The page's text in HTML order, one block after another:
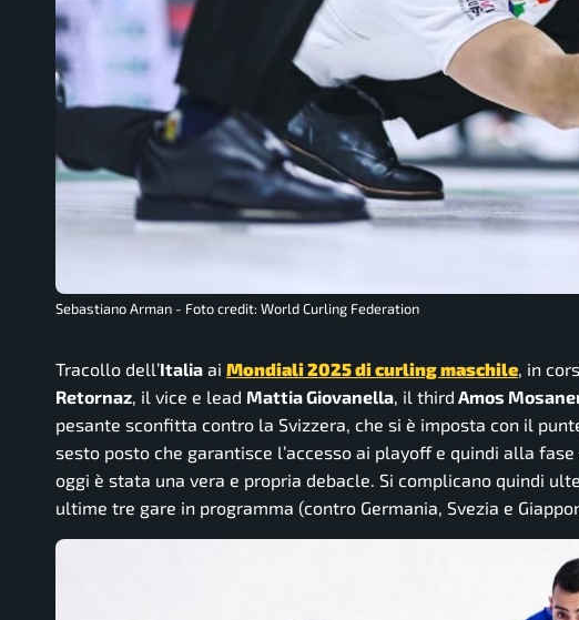
Sebastiano Arman - Foto credit: World Curling Federation
Tracollo dell’Italia ai Mondiali 2025 di curling maschile, in
Retornaz, il vice e lead Mattia Giovanella, il third Amos
pesante sconfitta contro la Svizzera, che si è imposta con il
sesto posto che garantisce l’accesso ai playoff e quindi alla
oggi è stata una vera e propria debacle. Si complicano quindi
ultime tre gare in programma (contro Germania, Svezia e